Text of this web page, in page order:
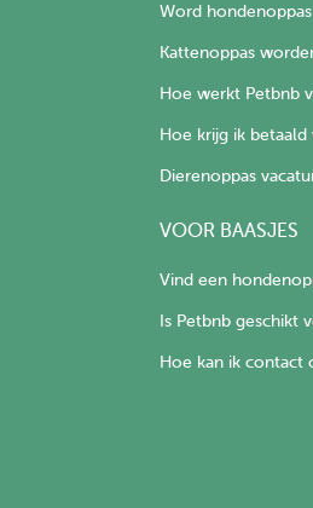
Word hondenoppas
Kattenoppas
Hoe werkt Petbnb
Hoe krijg ik
Dierenoppas
VOOR BAASJES
Vind een
Is Petbnb geschikt
Hoe kan ik contact